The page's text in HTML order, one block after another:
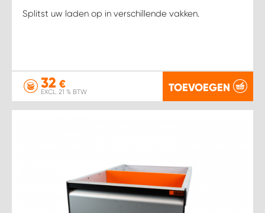
Splitst uw laden op in verschillende vakken.
32 €
EXCL. 21 % BTW TOEVOEGEN